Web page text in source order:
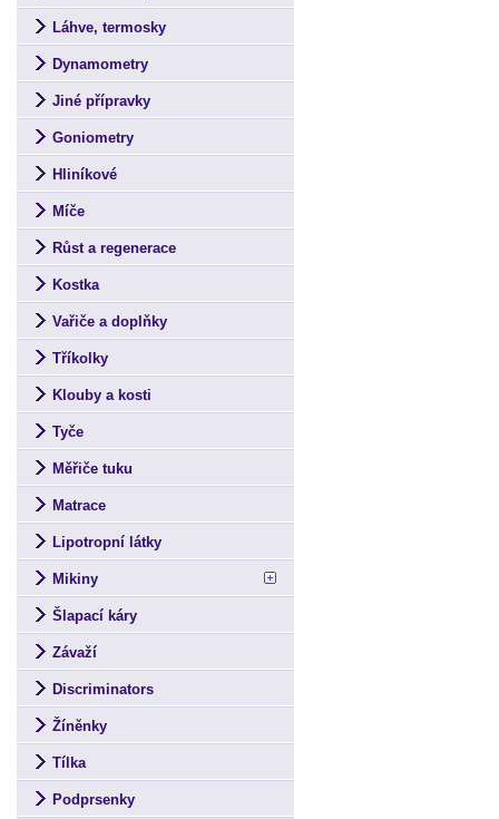
Láhve, termosky
Dynamometry
Jiné přípravky
Goniometry
Hliníkové
Míče
Růst a regenerace
Kostka
Vařiče a doplňky
Tříkolky
Klouby a kosti
Tyče
Měřiče tuku
Matrace
Lipotropní látky
Mikiny
Šlapací káry
Závaží
Discriminators
Žíněnky
Tílka
Podprsenky